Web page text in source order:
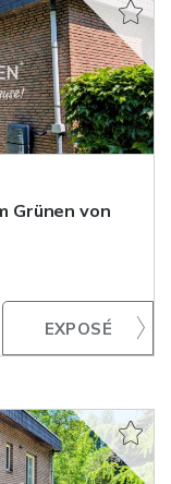
Grünen von